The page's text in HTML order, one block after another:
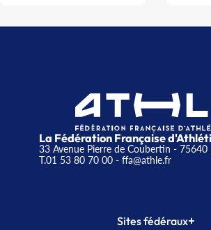
La Fédération Française
33 Avenue Pierre de Coubertin - 75640
T.01 53 80 70 00- ffa@athle.fr
Sites fédéraux+